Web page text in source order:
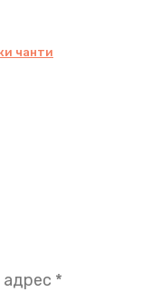
чанти
*